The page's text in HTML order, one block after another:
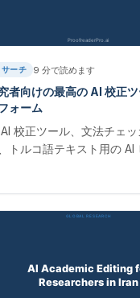
ーチ 9 分で読めます
者向けの最高の AI 校正
ォーム
校正ツール、文法チェ
トルコ語テキスト用の AI
および Web of Science